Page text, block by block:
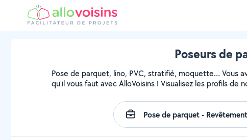
Poseurs de
Pose de parquet, lino, PVC, stratifié, moquette… Vous
qu'il vous faut avec AlloVoisins ! Visualisez les profils de